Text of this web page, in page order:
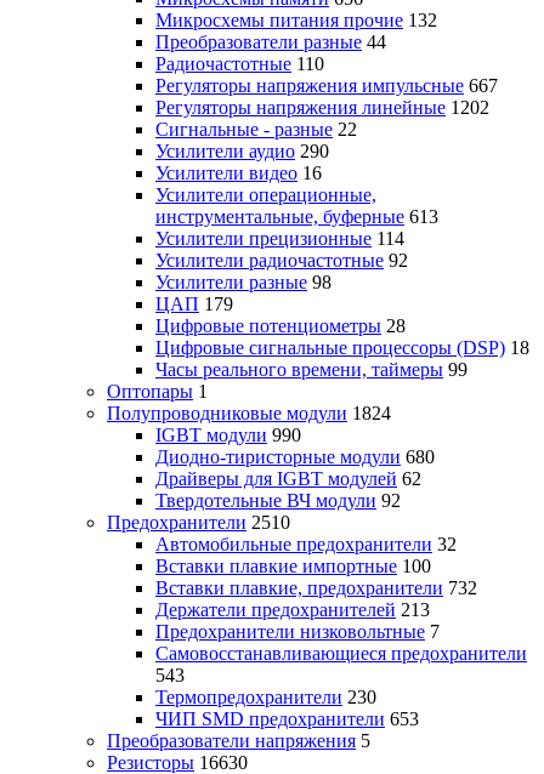
Микросхемы питания прочие 132
Преобразователи разные 44
Радиочастотные 110
Регуляторы напряжения импульсные 667
Регуляторы напряжения линейные 1202
Сигнальные - разные 22
Усилители аудио 290
Усилители видео 16
Усилители операционные,
инструментальные, буферные 613
Усилители прецизионные 114
Усилители радиочастотные 92
Усилители разные 98
ЦАП 179
Цифровые потенциометры 28
Цифровые сигнальные процессоры (DSP) 18
Часы реального времени, таймеры 99
Оптопары 1
Полупроводниковые модули 1824
IGBT модули 990
Диодно-тиристорные модули 680
Драйверы для IGBT модулей 62
Твердотельные ВЧ модули 92
Предохранители 2510
Автомобильные предохранители 32
Вставки плавкие импортные 100
Вставки плавкие, предохранители 732
Держатели предохранителей 213
Предохранители низковольтные 7
Самовосстанавливающиеся предохранители
543
Термопредохранители 230
ЧИП SMD предохранители 653
Преобразователи напряжения 5
Резисторы 16630